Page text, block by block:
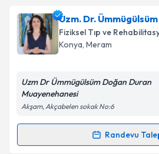
Takvim Talebini
Prof. Dr. Gülten Karacaiçin
oluşturun. Size bu uzmandan
takvim hazırlandığında e-
Kişisel verilerimin
'ni okudum ve kişisel
kapsamda işlenmesini
Uzm. Dr.
Fiziksel Tıp ve
Konya, Meram
Uzm Dr Ümmügülsüm Doğan Duran
Muayenehanesi
Akşam, Akçabelen sokak No:6
Randevu
Randevu Takvimi Talebi